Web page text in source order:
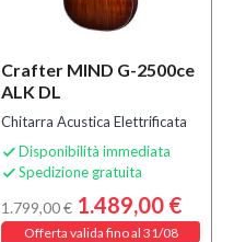
Crafter MIND G-2500ce
ALK DL
Chitarra Acustica Elettrificata
 Disponibilità immediata
 Spedizione gratuita
1.799,00 € 1.489,00 €
Offerta valida fino al 31/08